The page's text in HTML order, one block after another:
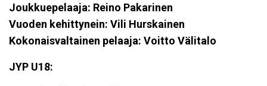
Joukkuepelaaja: Reino Pakarinen
Vuoden kehittynein: Vili Hurskainen
Kokonaisvaltainen pelaaja: Voitto Välitalo
JYP U18: